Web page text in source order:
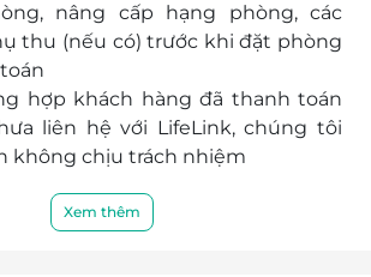
nâng cấp hạng phòng, các
thu (nếu có) trước khi đặt phòng
hợp khách hàng đã thanh toán
liên hệ với LifeLink, chúng tôi
không chịu trách nhiệm
Premium Ocean Front
Xem thêm